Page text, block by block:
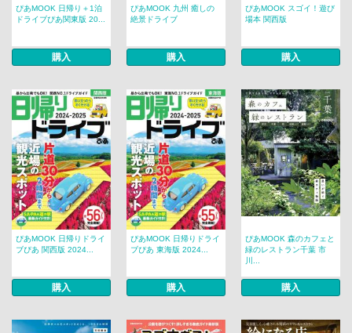
ぴあMOOK 日帰り＋1泊
ドライブぴあ関東版 20...
購入
ぴあMOOK 九州 癒しの
絶景ドライブ
購入
ぴあMOOK スゴイ！遊び
場本 関西版
購入
ぴあMOOK 日帰りドライ
ブぴあ 関西版 2024...
購入
ぴあMOOK 日帰りドライ
ブぴあ 東海版 2024...
購入
ぴあMOOK 森のカフェと
緑のレストラン千葉 市
川...
購入